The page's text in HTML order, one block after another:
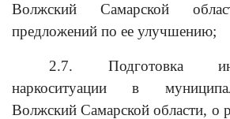
Волжский Самарской
предложений по ее улучшению;
2.7. Подготовка
наркоситуации в
Волжский Самарской области, о